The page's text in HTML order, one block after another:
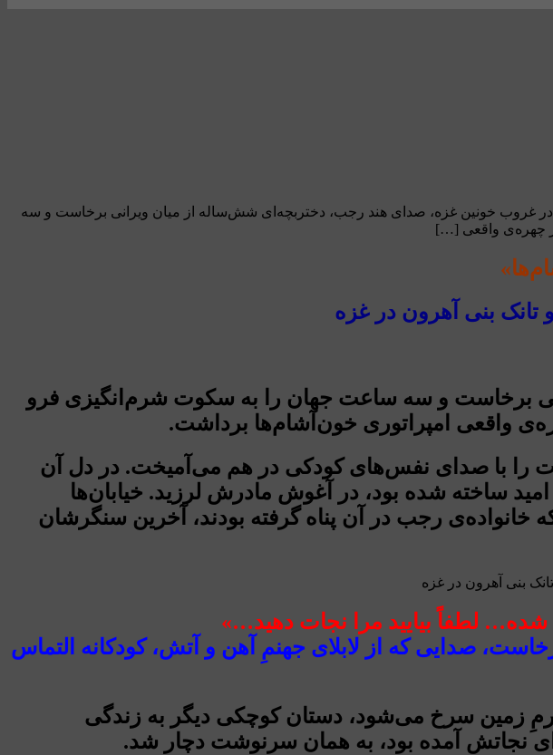
در غروب خونین غزه، صدای هند رجب، دختربچه‌ای شش‌ساله از میان ویرانی برخاست و سه
چهره‌ی واقعی […]
تانک بنی آهرون در غزه
برخاست و سه ساعت جهان را به سکوت شرم‌انگیزی فرو
واقعی امپراتوری خون‌آشام‌ها برداشت.
را با صدای نفس‌های کودکی در هم می‌آمیخت. در دل آن
ساخته شده بود، در آغوش مادرش لرزید. خیابان‌ها
خانواده‌ی رجب در آن پناه گرفته بودند، آخرین سنگرشان
لطفاً بیایید مرا نجات دهید…»
صدایی که از لابلای جهنمِ آهن و آتش، کودکانه التماس
زمین سرخ می‌شود، دستان کوچکی دیگر به زندگی
نجاتش آمده بود، به همان سرنوشت دچار شد.